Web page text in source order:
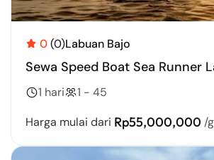
0(0)Labuan Bajo
Sewa Speed Boat Sea Runner
1 hari
1 - 45
Harga mulai dari Rp55,000,000 /